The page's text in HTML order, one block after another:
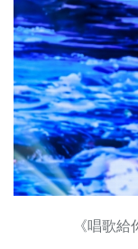
《唱歌